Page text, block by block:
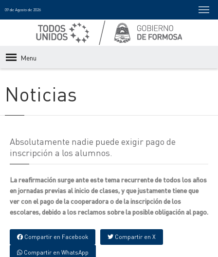
09 de Agosto de 2026
Menu
Noticias
Absolutamente nadie puede exigir pago de
inscripción a los alumnos.
La reafirmación surge ante este tema recurrente de todos los años
en jornadas previas al inicio de clases, y que justamente tiene que
ver con el pago de la cooperadora o de la inscripción de los
escolares, debido a los reclamos sobre la posible obligación al pago.
Compartir en Facebook Compartir en X
Compartir en WhatsApp